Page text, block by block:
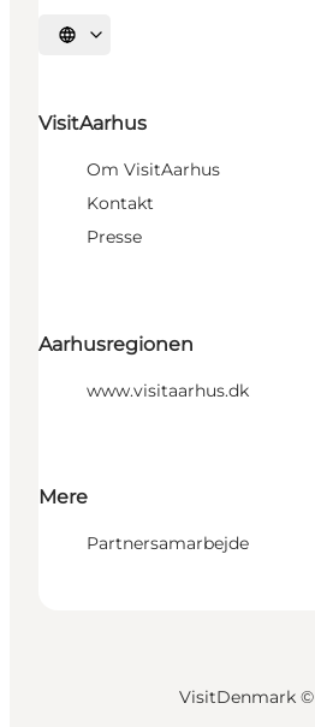
Vælg sprog
VisitAarhus
Om VisitAarhus
Kontakt
Presse
Aarhusregionen
www.visitaarhus.dk
Mere
Partnersamarbejde
VisitDenmark ©